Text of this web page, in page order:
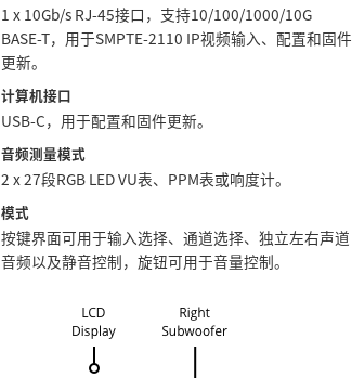
1 x 10Gb/s RJ‑45接口，支持10/100/1000/10G
BASE-T，用于SMPTE-2110 IP视频输入、配置和固件
更新。
计算机接口
USB‑C，用于配置和固件更新。
音频测量模式
2 x 27段RGB LED VU表、PPM表或响度计。
模式
按键界面可用于输入选择、通道选择、独立左右声道
音频以及静音控制，旋钮可用于音量控制。